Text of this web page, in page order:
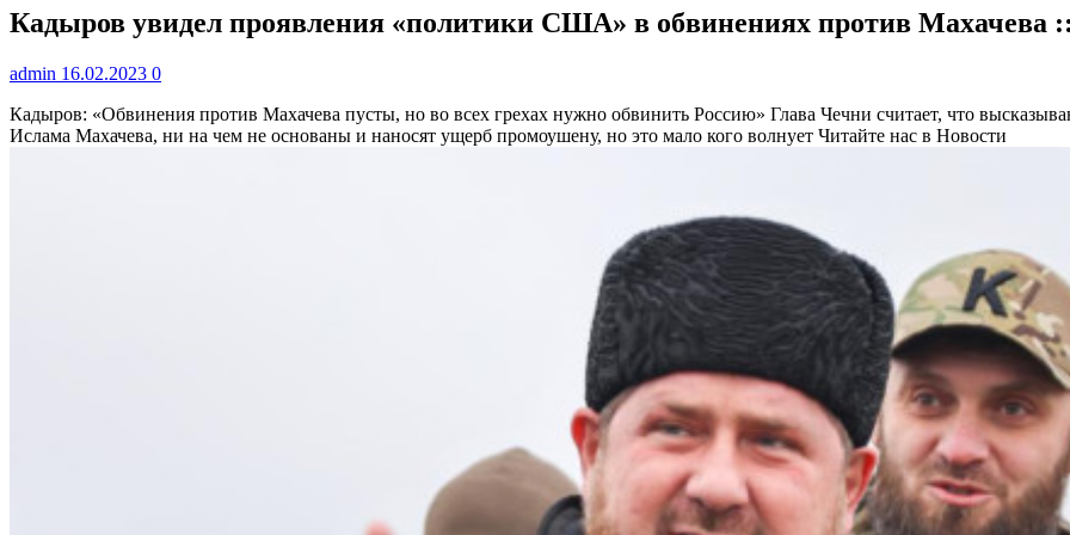
Кадыров увидел проявления «политики США» в обвинениях против Махачева
admin 16.02.2023 0
Кадыров: «Обвинения против Махачева пусты, но во всех грехах нужно обвинить Россию» Глава Чечни считает, что
Ислама Махачева, ни на чем не основаны и наносят ущерб промоушену, но это мало кого волнует Читайте нас в Новости